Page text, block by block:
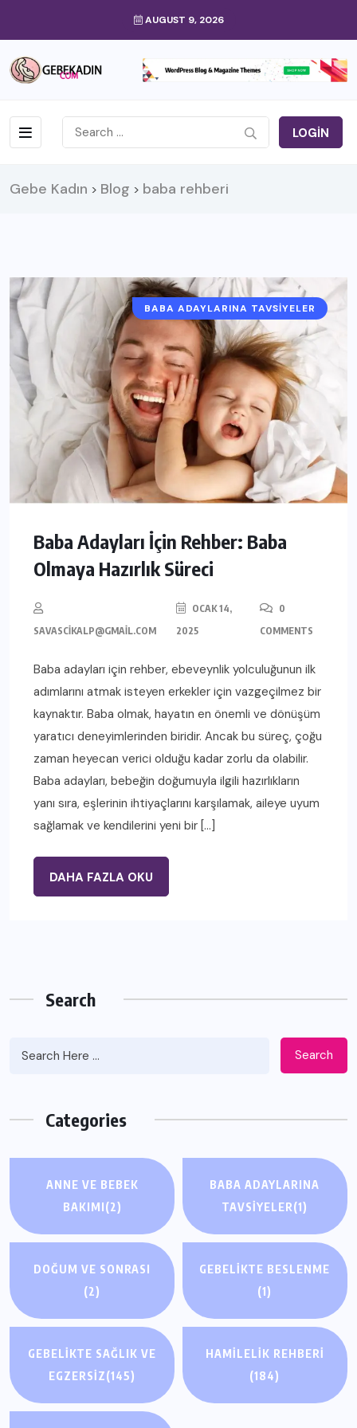
AUGUST 9, 2026
LOGIN
Gebe Kadın > Blog > baba rehberi
BABA ADAYLARINA TAVSIYELER
Baba Adayları İçin Rehber: Baba
Olmaya Hazırlık Süreci
SAVASCIKALP@GMAIL.COM
OCAK 14,
2025
0
COMMENTS
Baba adayları için rehber, ebeveynlik yolculuğunun ilk
adımlarını atmak isteyen erkekler için vazgeçilmez bir
kaynaktır. Baba olmak, hayatın en önemli ve dönüşüm
yaratıcı deneyimlerinden biridir. Ancak bu süreç, çoğu
zaman heyecan verici olduğu kadar zorlu da olabilir.
Baba adayları, bebeğin doğumuyla ilgili hazırlıkların
yanı sıra, eşlerinin ihtiyaçlarını karşılamak, aileye uyum
sağlamak ve kendilerini yeni bir […]
DAHA FAZLA OKU
Search
Search
Categories
ANNE VE BEBEK
BAKIMI(2)
BABA ADAYLARINA
TAVSIYELER(1)
DOĞUM VE SONRASI
(2)
GEBELIKTE BESLENME
(1)
GEBELIKTE SAĞLIK VE
EGZERSIZ(145)
HAMILELIK REHBERI
(184)